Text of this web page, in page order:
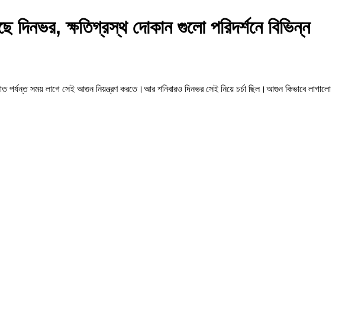
দিনভর, ক্ষতিগ্রস্থ দোকান গুলো পরিদর্শনে বিভিন্ন
সময় লাগে সেই আগুন নিয়ন্ত্রণ করতে।আর শনিবারও দিনভর সেই নিয়ে চর্চা ছিল।আগুন কিভাবে লাগালো